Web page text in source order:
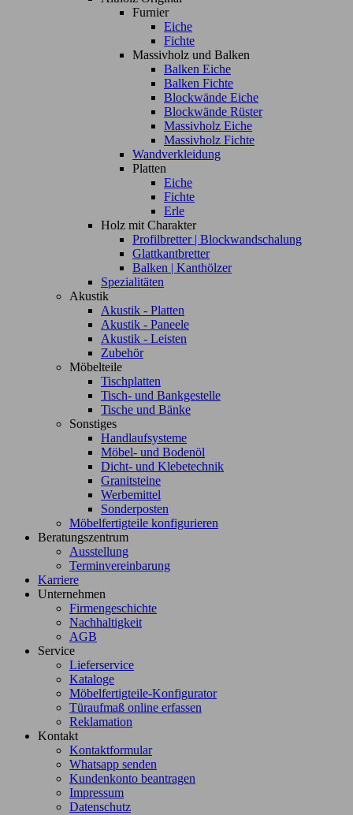
Furnier
Eiche
Fichte
Massivholz und Balken
Balken Eiche
Balken Fichte
Blockwände Eiche
Blockwände Rüster
Massivholz Eiche
Massivholz Fichte
Wandverkleidung
Platten
Eiche
Fichte
Erle
Holz mit Charakter
Profilbretter | Blockwandschalung
Glattkantbretter
Balken | Kanthölzer
Spezialitäten
Akustik
Akustik - Platten
Akustik - Paneele
Akustik - Leisten
Zubehör
Möbelteile
Tischplatten
Tisch- und Bankgestelle
Tische und Bänke
Sonstiges
Handlaufsysteme
Möbel- und Bodenöl
Dicht- und Klebetechnik
Granitsteine
Werbemittel
Sonderposten
Möbelfertigteile konfigurieren
Beratungszentrum
Ausstellung
Terminvereinbarung
Karriere
Unternehmen
Firmengeschichte
Nachhaltigkeit
AGB
Service
Lieferservice
Kataloge
Möbelfertigteile-Konfigurator
Türaufmaß online erfassen
Reklamation
Kontakt
Kontaktformular
Whatsapp senden
Kundenkonto beantragen
Impressum
Datenschutz